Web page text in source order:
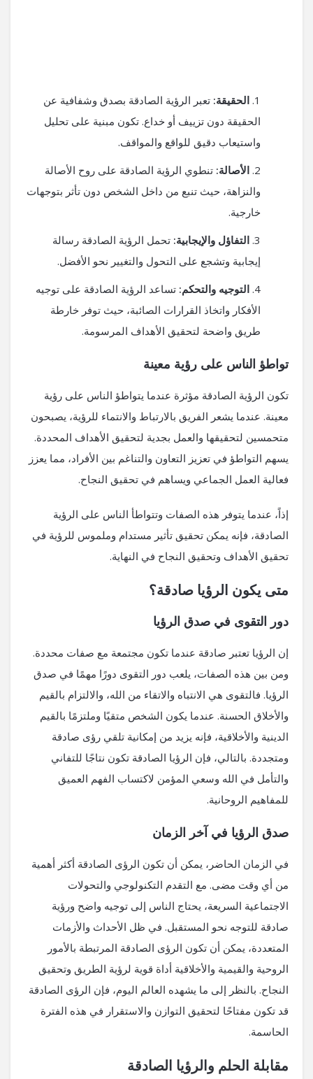
الحقيقة: تعبر الرؤية الصادقة بصدق وشفافية عن
الحقيقة دون تزييف أو خداع. تكون مبنية على تحليل
واستيعاب دقيق للواقع والمواقف.
الأصالة: تنطوي الرؤية الصادقة على روح الأصالة
والنزاهة، حيث تنبع من داخل الشخص دون تأثر بتوجهات
خارجية.
التفاؤل والإيجابية: تحمل الرؤية الصادقة رسالة
إيجابية وتشجع على التحول والتغيير نحو الأفضل.
التوجيه والتحكم: تساعد الرؤية الصادقة على توجيه
الأفكار واتخاذ القرارات الصائبة، حيث توفر خارطة
طريق واضحة لتحقيق الأهداف المرسومة.
تواطؤ الناس على رؤية معينة
تكون الرؤية الصادقة مؤثرة عندما يتواطؤ الناس على رؤية
معينة. عندما يشعر الفريق بالارتباط والانتماء للرؤية، يصبحون
متحمسين لتحقيقها والعمل بجدية لتحقيق الأهداف المحددة.
يسهم التواطؤ في تعزيز التعاون والتناغم بين الأفراد، مما يعزز
فعالية العمل الجماعي ويساهم في تحقيق النجاح.
إذاً، عندما يتوفر هذه الصفات وتتواطأ الناس على الرؤية
الصادقة، فإنه يمكن تحقيق تأثير مستدام وملموس للرؤية في
تحقيق الأهداف وتحقيق النجاح في النهاية.
متى يكون الرؤيا صادقة؟
دور التقوى في صدق الرؤيا
إن الرؤيا تعتبر صادقة عندما تكون مجتمعة مع صفات محددة.
ومن بين هذه الصفات، يلعب دور التقوى دورًا مهمًا في صدق
الرؤيا. فالتقوى هي الانتباه والاتقاء من الله، والالتزام بالقيم
والأخلاق الحسنة. عندما يكون الشخص متقيًا وملتزمًا بالقيم
الدينية والأخلاقية، فإنه يزيد من إمكانية تلقي رؤى صادقة
ومتجددة. بالتالي، فإن الرؤيا الصادقة تكون نتاجًا للتفاني
والتأمل في الله وسعي المؤمن لاكتساب الفهم العميق
للمفاهيم الروحانية.
صدق الرؤيا في آخر الزمان
في الزمان الحاضر، يمكن أن تكون الرؤى الصادقة أكثر أهمية
من أي وقت مضى. مع التقدم التكنولوجي والتحولات
الاجتماعية السريعة، يحتاج الناس إلى توجيه واضح ورؤية
صادقة للتوجه نحو المستقبل. في ظل الأحداث والأزمات
المتعددة، يمكن أن تكون الرؤى الصادقة المرتبطة بالأمور
الروحية والقيمية والأخلاقية أداة قوية لرؤية الطريق وتحقيق
النجاح. بالنظر إلى ما يشهده العالم اليوم، فإن الرؤى الصادقة
قد تكون مفتاحًا لتحقيق التوازن والاستقرار في هذه الفترة
الحاسمة.
مقابلة الحلم والرؤيا الصادقة